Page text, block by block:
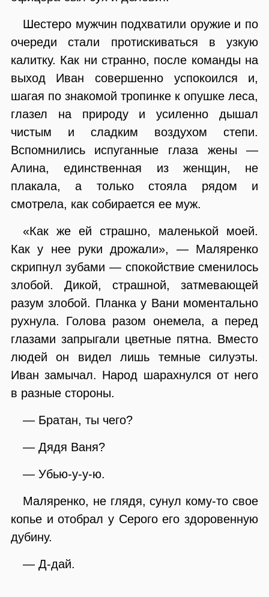
Шестеро мужчин подхватили оружие и по
очереди стали протискиваться в узкую
калитку. Как ни странно, после команды на
выход Иван совершенно успокоился и,
шагая по знакомой тропинке к опушке леса,
глазел на природу и усиленно дышал
чистым и сладким воздухом степи.
Вспомнились испуганные глаза жены —
Алина, единственная из женщин, не
плакала, а только стояла рядом и
смотрела, как собирается ее муж.
«Как же ей страшно, маленькой моей.
Как у нее руки дрожали», — Маляренко
скрипнул зубами — спокойствие сменилось
злобой. Дикой, страшной, затмевающей
разум злобой. Планка у Вани моментально
рухнула. Голова разом онемела, а перед
глазами запрыгали цветные пятна. Вместо
людей он видел лишь темные силуэты.
Иван замычал. Народ шарахнулся от него
в разные стороны.
— Братан, ты чего?
— Дядя Ваня?
— Убью-у-у-ю.
Маляренко, не глядя, сунул кому-то свое
копье и отобрал у Серого его здоровенную
дубину.
— Д-дай.